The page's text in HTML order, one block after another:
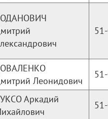
Леонидович
Аркадий